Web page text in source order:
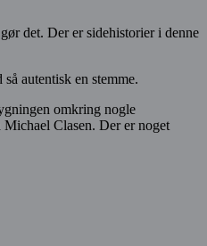
det. Der er sidehistorier i denne
autentisk en stemme.
omkring nogle
Clasen. Der er noget